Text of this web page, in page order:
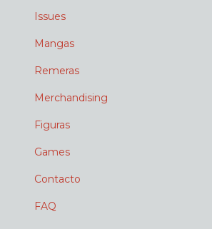
Issues
Mangas
Remeras
Merchandising
Figuras
Games
Contacto
FAQ